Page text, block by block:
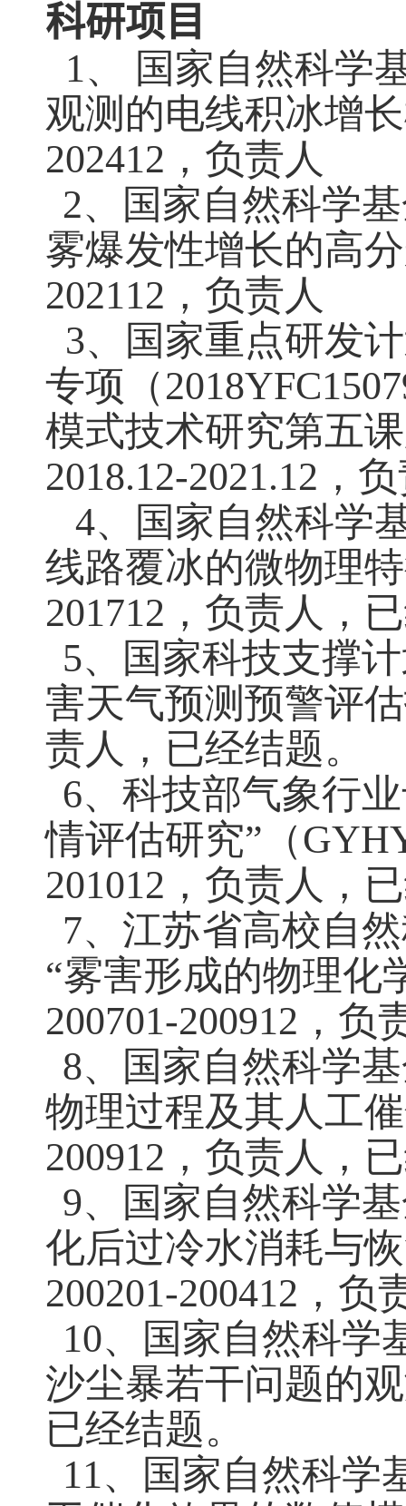
科研项目
1、 国家自然科学
观测的电线积冰增
202412 ，负责人
2、国家自然科学
雾爆发性增长的高
202112 ，负责人
3、国家重点研发
专项（
模式技术研究第五
2018.12-2021.12 ，
4、国家自然科学
线路覆冰的微物理
201712 ，负责人，
5、国家科技支撑
害天气预测预警评
责人，已经结题。
6、科技部气象行
情评估研究” （
201012 ，负责人，
7、江苏省高校自
“雾害形成的物理化
200701-200912 ，负
8、国家自然科学
物理过程及其人工
200912 ，负责人，
9、国家自然科学
化后过冷水消耗与
200201-200412 ，负
10、国家自然科学
沙尘暴若干问题的
已经结题。
11、国家自然科学